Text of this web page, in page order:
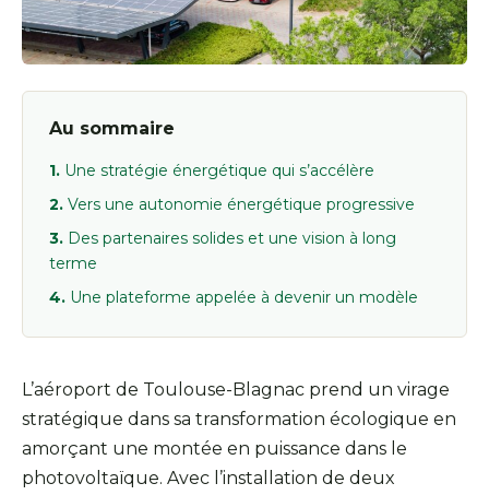
Au sommaire
Une stratégie énergétique qui s’accélère
Vers une autonomie énergétique progressive
Des partenaires solides et une vision à long
terme
Une plateforme appelée à devenir un modèle
L’aéroport de Toulouse-Blagnac prend un virage
stratégique dans sa transformation écologique en
amorçant une montée en puissance dans le
photovoltaïque. Avec l’installation de deux